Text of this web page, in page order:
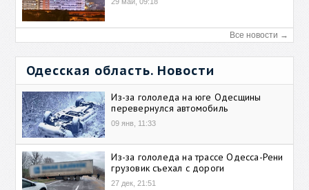
Все новости →
Одесская область. Новости
Из-за гололеда на юге Одесщины
перевернулся автомобиль
09 янв, 11:33
Из-за гололеда на трассе Одесса-Рени
грузовик съехал с дороги
27 дек, 21:51